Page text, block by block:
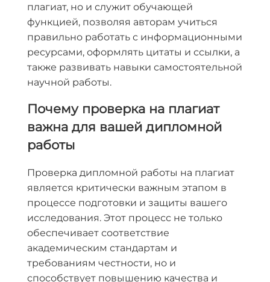
плагиат, но и служит обучающей
функцией, позволяя авторам учиться
правильно работать с информационными
ресурсами, оформлять цитаты и ссылки, а
также развивать навыки самостоятельной
научной работы.
Почему проверка на плагиат
важна для вашей дипломной
работы
Проверка дипломной работы на плагиат
является критически важным этапом в
процессе подготовки и защиты вашего
исследования. Этот процесс не только
обеспечивает соответствие
академическим стандартам и
требованиям честности, но и
способствует повышению качества и